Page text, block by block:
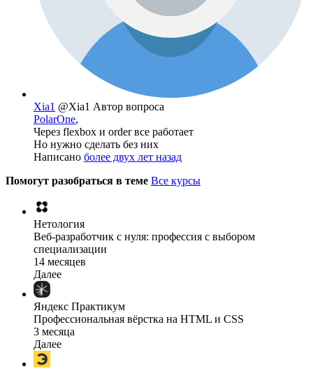
Xia1 @Xia1 Автор вопроса
PolarOne,
Через flexbox и order все работает
Но нужно сделать без них
Написано более двух лет назад
Помогут разобраться в теме Все курсы
Нетология
Веб-разработчик с нуля: профессия с выбором
специализации
14 месяцев
Далее
Яндекс Практикум
Профессиональная вёрстка на HTML и CSS
3 месяца
Далее